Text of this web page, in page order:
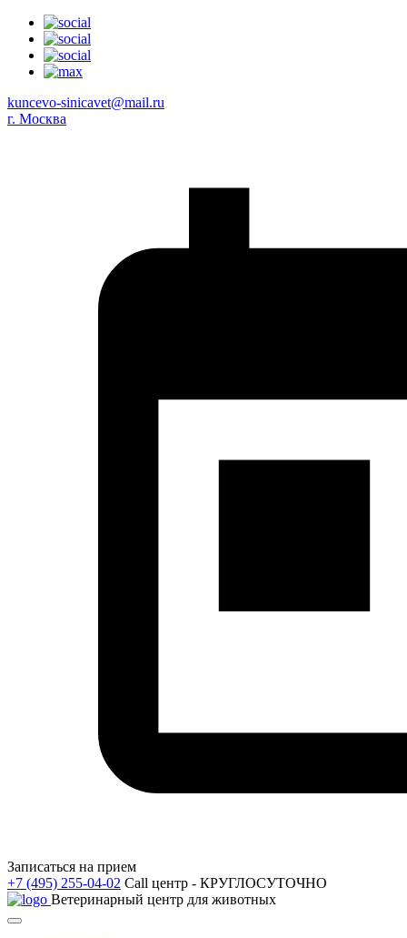
kuncevo-sinicavet@mail.ru
г. Москва
Записаться на прием
+7 (495) 255-04-02 Call центр - КРУГЛОСУТОЧНО
Ветеринарный центр для животных